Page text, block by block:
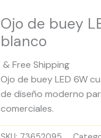
Ojo de buey
blanco
& Free Shipping
Ojo de buey LED 6W
de diseño moderno
comerciales.